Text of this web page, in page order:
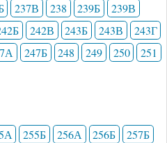
237В 238 239Б
239В
242В 243Б 243В
243Г
247Б 248 249 250
251
255Б 256А 256Б
257Б